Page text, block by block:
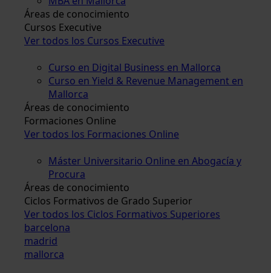
Áreas de conocimiento
Cursos Executive
Ver todos los Cursos Executive
Curso en Digital Business en Mallorca
Curso en Yield & Revenue Management en
Mallorca
Áreas de conocimiento
Formaciones Online
Ver todos los Formaciones Online
Máster Universitario Online en Abogacía y
Procura
Áreas de conocimiento
Ciclos Formativos de Grado Superior
Ver todos los Ciclos Formativos Superiores
barcelona
madrid
mallorca